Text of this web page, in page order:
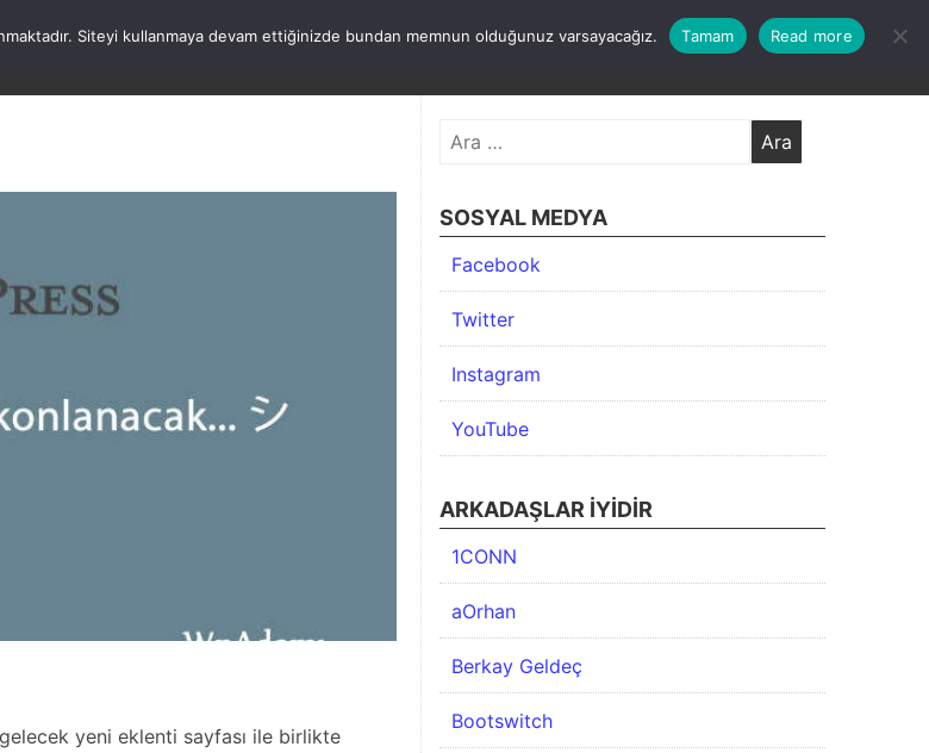
WORDPRESS ATATÜRK HAKKIMDA KATEGORİLER İLETİŞİM ARŞİV
yeni eklenti sayfası ile birlikte
Arama:
SOSYAL MEDYA
Facebook
Twitter
Instagram
YouTube
ARKADAŞLAR İYIDIR
1CONN
aOrhan
Berkay Geldeç
Bootswitch
Siteyi kullanmaya devam ettiğinizde bundan memnun olduğunuz varsayacağız. Tamam Read more